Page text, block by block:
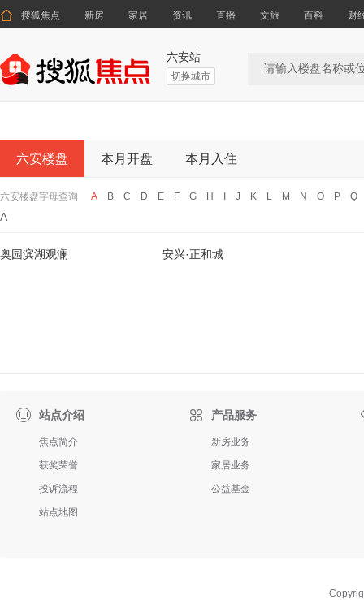
 搜狐焦点 新房 家居 资讯 直播 文旅 百科 财
六安站
切换城市
六安楼盘 本月开盘 本月入住
六安楼盘字母查询 A B C D E F G H J K L M N O P Q
A
奥园滨湖观澜 安兴·正和城
站点介绍
焦点简介
获奖荣誉
投诉流程
站点地图
 产品服务
新房业务
家居业务
公益基金